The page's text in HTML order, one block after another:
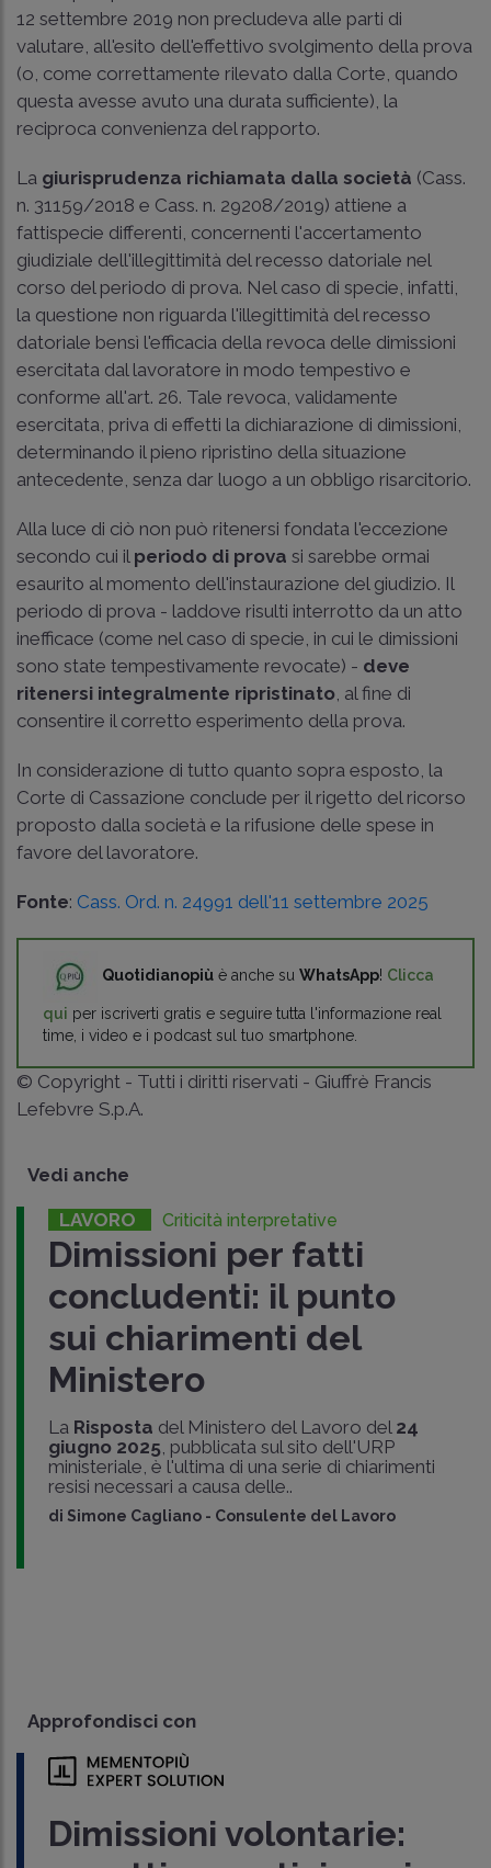
12 settembre 2019 non precludeva alle parti di
valutare, all'esito dell'effettivo svolgimento della prova
(o, come correttamente rilevato dalla Corte, quando
questa avesse avuto una durata sufficiente), la
reciproca convenienza del rapporto.
La giurisprudenza richiamata dalla società (Cass.
n. 31159/2018 e Cass. n. 29208/2019) attiene a
fattispecie differenti, concernenti l'accertamento
giudiziale dell'illegittimità del recesso datoriale nel
corso del periodo di prova. Nel caso di specie, infatti,
la questione non riguarda l'illegittimità del recesso
datoriale bensì l'efficacia della revoca delle dimissioni
esercitata dal lavoratore in modo tempestivo e
conforme all'art. 26. Tale revoca, validamente
esercitata, priva di effetti la dichiarazione di dimissioni,
determinando il pieno ripristino della situazione
antecedente, senza dar luogo a un obbligo risarcitorio.
Alla luce di ciò non può ritenersi fondata l'eccezione
secondo cui il periodo di prova si sarebbe ormai
esaurito al momento dell'instaurazione del giudizio. Il
periodo di prova - laddove risulti interrotto da un atto
inefficace (come nel caso di specie, in cui le dimissioni
sono state tempestivamente revocate) - deve
ritenersi integralmente ripristinato , al fine di
consentire il corretto esperimento della prova.
In considerazione di tutto quanto sopra esposto, la
Corte di Cassazione conclude per il rigetto del ricorso
proposto dalla società e la rifusione delle spese in
favore del lavoratore.
Fonte: Cass. Ord. n. 24991 dell'11 settembre 2025
Quotidianopiù è anche su WhatsApp! Clicca
qui per iscriverti gratis e seguire tutta l'informazione real
time, i video e i podcast sul tuo smartphone.
© Copyright - Tutti i diritti riservati - Giuffrè Francis
Lefebvre S.p.A.
Vedi anche
LAVORO Criticità interpretative
Dimissioni per fatti
concludenti: il punto
sui chiarimenti del
Ministero
La Risposta del Ministero del Lavoro del 24
giugno 2025, pubblicata sul sito dell'URP
ministeriale, è l'ultima di una serie di chiarimenti
resisi necessari a causa delle..
di Simone Cagliano - Consulente del Lavoro
Approfondisci con
Dimissioni volontarie: